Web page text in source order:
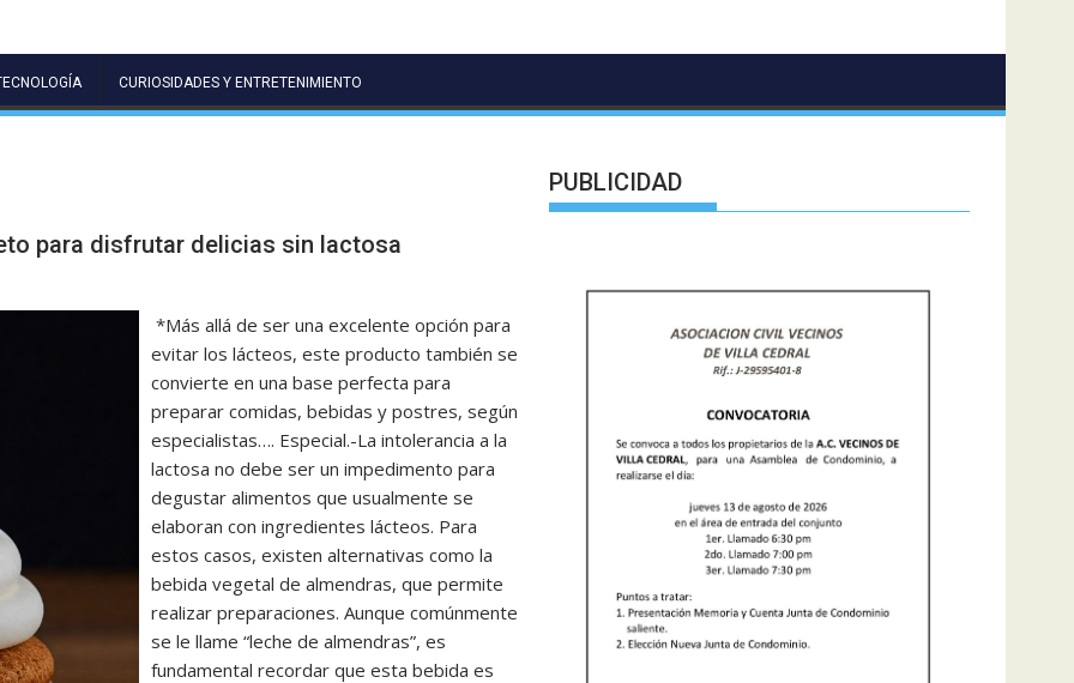
CURIOSIDADES Y ENTRETENIMIENTO
para disfrutar delicias sin lactosa
*Más allá de ser una excelente opción para
evitar los lácteos, este producto también se
convierte en una base perfecta para
preparar comidas, bebidas y postres, según
especialistas…. Especial.-La intolerancia a la
lactosa no debe ser un impedimento para
degustar alimentos que usualmente se
elaboran con ingredientes lácteos. Para
estos casos, existen alternativas como la
bebida vegetal de almendras, que permite
realizar preparaciones. Aunque comúnmente
se le llame “leche de almendras”, es
fundamental recordar que esta bebida es
PUBLICIDAD